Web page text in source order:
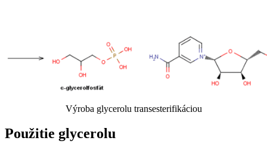
Výroba glycerolu transesterifikáciou
Použitie glycerolu